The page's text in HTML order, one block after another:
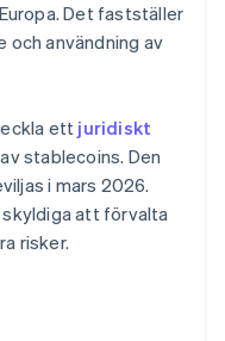
Det fastställer
användning av
ett juridiskt
stablecoins. Den
i mars 2026.
att förvalta
risker.